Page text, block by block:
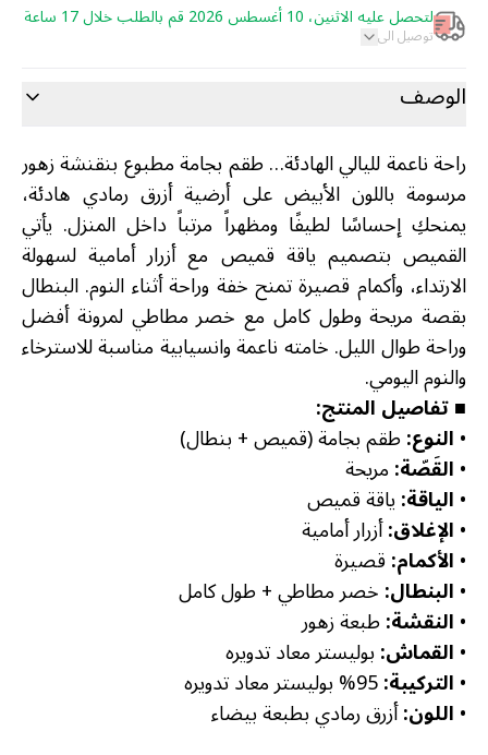
لتحصل عليه الاثنين، 10 أغسطس 2026 قم بالطلب خلال 17 ساعة
توصيل الى
الوصف
راحة ناعمة لليالي الهادئة… طقم بجامة مطبوع بنقنشة زهور
مرسومة باللون الأبيض على أرضية أزرق رمادي هادئة،
يمنحكِ إحساسًا لطيفًا ومظهراً مرتباً داخل المنزل. يأتي
القميص بتصميم ياقة قميص مع أزرار أمامية لسهولة
الارتداء، وأكمام قصيرة تمنح خفة وراحة أثناء النوم. البنطال
بقصة مريحة وطول كامل مع خصر مطاطي لمرونة أفضل
وراحة طوال الليل. خامته ناعمة وانسيابية مناسبة للاسترخاء
والنوم اليومي.
■ تفاصيل المنتج:
•النوع:طقم بجامة (قميص + بنطال)
•القَصّة:مريحة
•الياقة:ياقة قميص
•الإغلاق:أزرار أمامية
•الأكمام:قصيرة
•البنطال:خصر مطاطي + طول كامل
•النقشة:طبعة زهور
•القماش:بوليستر معاد تدويره
•التركيبة:
•اللون:أزرق رمادي بطبعة بيضاء